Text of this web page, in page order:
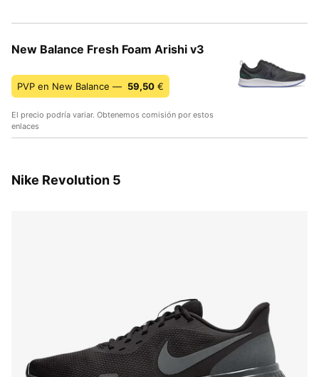
New Balance Fresh Foam Arishi v3
PVP en New Balance — 59,50 €
El precio podría variar. Obtenemos comisión por estos
enlaces
Nike Revolution 5